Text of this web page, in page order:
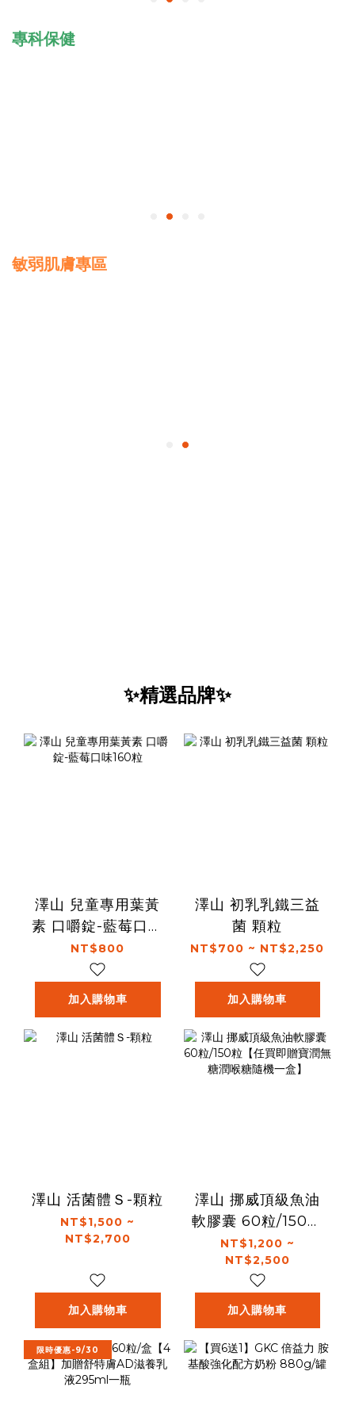
專科保健
敏弱肌膚專區
✨精選品牌✨
澤山 兒童專用葉黃
素 口嚼錠-藍莓口味
160粒
NT$800
加入購物車
澤山 初乳乳鐵三益
菌 顆粒
NT$700 ~ NT$2,250
加入購物車
澤山 活菌體Ｓ-顆粒
NT$1,500 ~
NT$2,700
加入購物車
澤山 挪威頂級魚油
軟膠囊 60粒/150粒
【任買即贈寶潤無
糖潤喉糖隨機一
盒】
NT$1,200 ~
NT$2,500
加入購物車
限時優惠-9/30